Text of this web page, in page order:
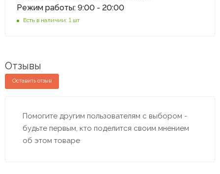
Режим работы: 9:00 - 20:00
Есть в наличии: 1 шт
Отзывы
Оставить отзыв
Помогите другим пользователям с выбором -
будьте первым, кто поделится своим мнением
об этом товаре